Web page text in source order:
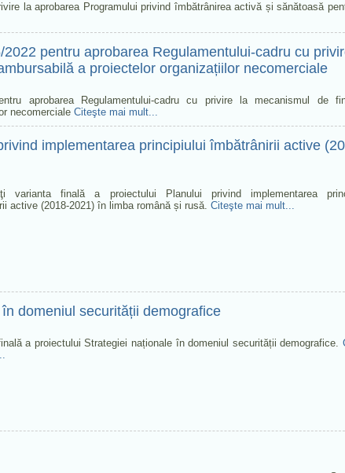
la aprobarea Programului privind îmbătrânirea activă și sănătoasă
pentru aprobarea Regulamentului-cadru cu
a proiectelor organizațiilor necomerciale
aprobarea Regulamentului-cadru cu privire la mecanismul de
necomerciale Citeşte mai mult...
implementarea principiului îmbătrânirii active
varianta finală a proiectului Planului privind implementarea
active (2018-2021) în limba română și rusă. Citeşte mai mult...
domeniul securității demografice
a proiectului Strategiei naționale în domeniul securității demografice.